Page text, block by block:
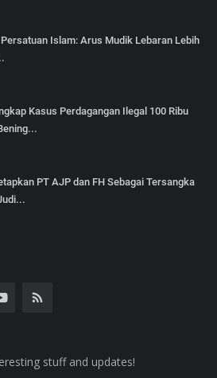
Islam: Arus Mudik Lebaran Lebih
Kasus Perdagangan Ilegal 100 Ribu
PT AJP dan FH Sebagai Tersangka
stuff and updates!